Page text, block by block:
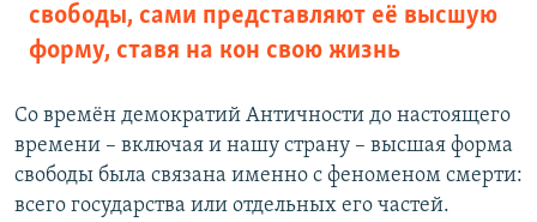
свободы, сами представляют её высшую
форму, ставя на кон свою жизнь
Со времён демократий Античности до настоящего
времени – включая и нашу страну – высшая форма
свободы была связана именно с феноменом смерти:
всего государства или отдельных его частей.